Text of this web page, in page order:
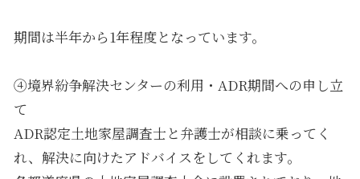
期間は半年から1年程度となっています。
④境界紛争解決センターの利用・ADR期間への申し立
て
ADR認定土地家屋調査士と弁護士が相談に乗ってく
れ、解決に向けたアドバイスをしてくれます。